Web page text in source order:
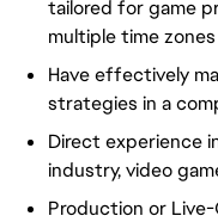
tailored for game
multiple time
Have effectively
strategies in a
Direct experience
industry, video
Production or